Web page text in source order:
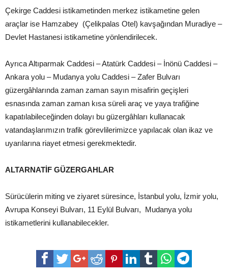
Çekirge Caddesi istikametinden merkez istikametine gelen
araçlar ise Hamzabey (Çelikpalas Otel) kavşağından Muradiye –
Devlet Hastanesi istikametine yönlendirilecek.
Ayrıca Altıparmak Caddesi – Atatürk Caddesi – İnönü Caddesi –
Ankara yolu – Mudanya yolu Caddesi – Zafer Bulvarı
güzergâhlarında zaman zaman sayın misafirin geçişleri
esnasında zaman zaman kısa süreli araç ve yaya trafiğine
kapatılabileceğinden dolayı bu güzergâhları kullanacak
vatandaşlarımızın trafik görevlilerimizce yapılacak olan ikaz ve
uyarılarına riayet etmesi gerekmektedir.
ALTARNATİF GÜZERGAHLAR
Sürücülerin miting ve ziyaret süresince, İstanbul yolu, İzmir yolu,
Avrupa Konseyi Bulvarı, 11 Eylül Bulvarı, Mudanya yolu
istikametlerini kullanabilecekler.